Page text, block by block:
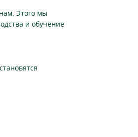
Этого мы
и обучение